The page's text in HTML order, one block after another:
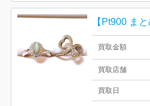
買取金額
買取店舗
買取日